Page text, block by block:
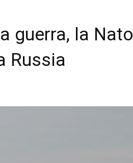
guerra, la Nato
Russia